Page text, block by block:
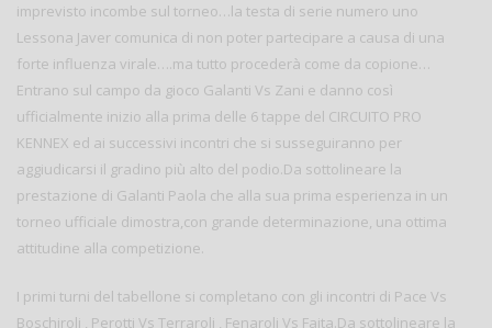
imprevisto incombe sul torneo…la testa di serie numero uno
Lessona Javer comunica di non poter partecipare a causa di una
forte influenza virale….ma tutto procederà come da copione…
Entrano sul campo da gioco Galanti Vs Zani e danno così
ufficialmente inizio alla prima delle 6 tappe del CIRCUITO PRO
KENNEX ed ai successivi incontri che si susseguiranno per
aggiudicarsi il gradino più alto del podio.Da sottolineare la
prestazione di Galanti Paola che alla sua prima esperienza in un
torneo ufficiale dimostra,con grande determinazione, una ottima
attitudine alla competizione.
I primi turni del tabellone si completano con gli incontri di Pace Vs
Boschiroli , Perotti Vs Terraroli , Fenaroli Vs Faita.Da sottolineare la